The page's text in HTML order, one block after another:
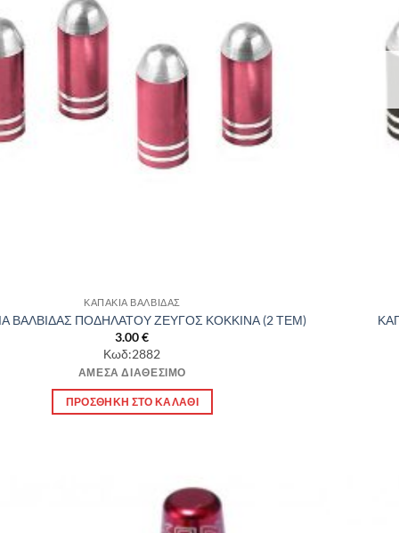
ΚΑΠΑΚΙΑ ΒΑΛΒΙΔΑΣ
ΒΑΛΒΙΔΑΣ ΠΟΔΗΛΑΤΟΥ ΖΕΥΓΟΣ ΚΟΚΚΙΝΑ (2 ΤΕΜ)
3.00€
Κωδ:2882
ΆΜΕΣΑ ΔΙΑΘΈΣΙΜΟ
ΠΡΟΣΘΉΚΗ ΣΤΟ ΚΑΛΆΘΙ